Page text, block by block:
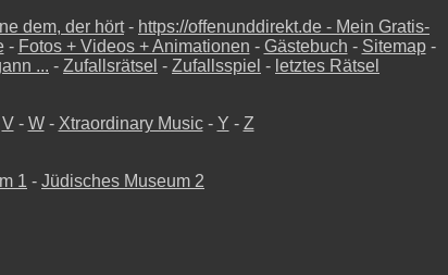
dem, der hört- https://offenunddirekt.de - Mein Gratis-
- Fotos + Videos + Animationen - Gästebuch - Sitemap-
... - Zufallsrätsel - Zufallsspiel - letztes Rätsel
V- W- Xtraordinary Music- Y - Z
1 - Jüdisches Museum 2